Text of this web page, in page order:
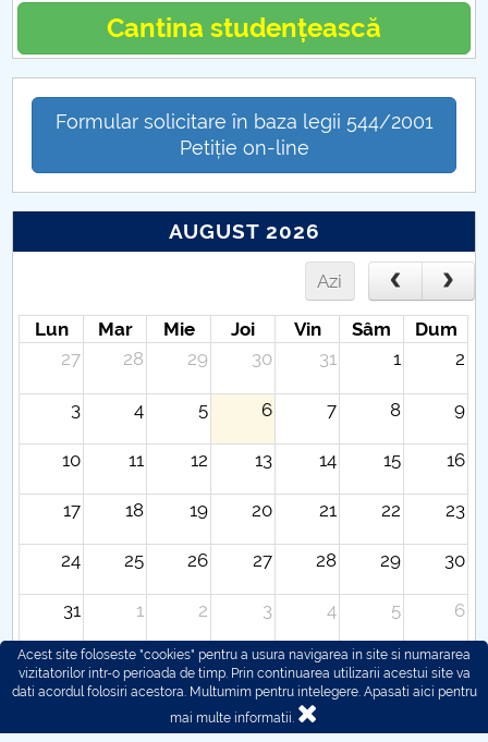
Cantina studențească
Formular solicitare în baza legii 544/2001
Petiție on-line
AUGUST 2026
Azi
Lun Mar Mie Joi Vin Sâm
Dum
27
28 29 30 31 1 2
3 4 5 6 7 8 9
10 11 12 13 14 15 16
17 18 19 20 21 22 23
24 25 26 27 28 29 30
31 1 2 3 4 5 6
Acest site foloseste "cookies" pentru a usura navigarea in site si numararea
vizitatorilor intr-o perioada de timp. Prin continuarea utilizarii acestui site va
dati acordul folosiri acestora. Multumim pentru intelegere. Apasati aici pentru
mai multe informatii.